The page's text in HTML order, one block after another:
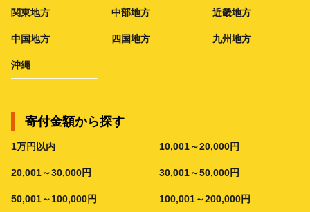
関東地方 中部地方 近畿地方
中国地方 四国地方 九州地方
沖縄
寄付金額から探す
1万円以内 10,001～20,000円
20,001～30,000円 30,001～50,000円
50,001～100,000円 100,001～200,000円